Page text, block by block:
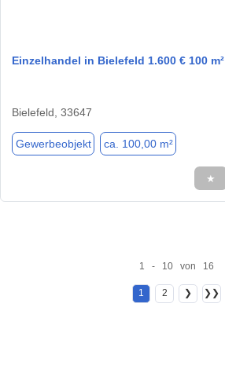
Einzelhandel in Bielefeld 1.600 € 100 m²
Bielefeld, 33647
Gewerbeobjekt ca. 100,00 m²
★
1 - 10 von 16
1 2 ❯ ❯❯